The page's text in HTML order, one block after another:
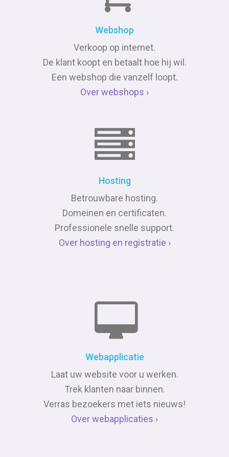
Webshop
Verkoop op internet.
De klant koopt en betaalt hoe hij wil.
Een webshop die vanzelf loopt.
Over webshops ›
Hosting
Betrouwbare hosting.
Domeinen en certificaten.
Professionele snelle support.
Over hosting en registratie ›
Webapplicatie
Laat uw website voor u werken.
Trek klanten naar binnen.
Verras bezoekers met iets nieuws!
Over webapplicaties ›